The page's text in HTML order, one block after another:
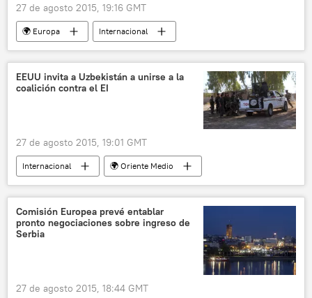
27 de agosto 2015, 19:16 GMT
🌍 Europa
Internacional
Situación económica en Ucrania
Ucrania
Fitch
deuda noticias
EEUU invita a Uzbekistán a unirse a la
coalición contra el EI
27 de agosto 2015, 19:01 GMT
Internacional
🌍 Oriente Medio
Lucha contra el Estado Islámico
EEUU
Uzbekistán
Afganistán
Daniel Rosenblum
Abdulasis Kamílov
Comisión Europea prevé entablar
pronto negociaciones sobre ingreso de
Serbia
27 de agosto 2015, 18:44 GMT